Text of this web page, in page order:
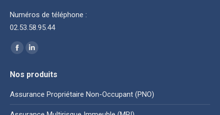
Numéros de téléphone :
02.53.58.95.44
Trouvez nous sur :
La
Facebook
s'ouvre
dans
La
LinkedIn
s'ouvre
dans
Nos produits
Assurance Propriétaire Non-Occupant (PNO)